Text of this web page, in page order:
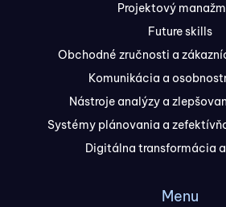
Projektový
Future skills
Obchodné zručnosti a
Komunikácia a
Nástroje analýzy a
Systémy plánovania a
Digitálna transformácia
Menu